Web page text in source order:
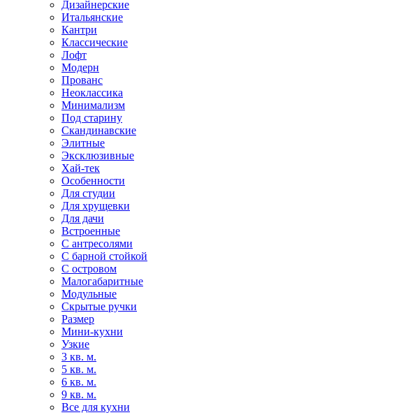
Дизайнерские
Итальянские
Кантри
Классические
Лофт
Модерн
Прованс
Неоклассика
Минимализм
Под старину
Скандинавские
Элитные
Эксклюзивные
Хай-тек
Особенности
Для студии
Для хрущевки
Для дачи
Встроенные
С антресолями
С барной стойкой
С островом
Малогабаритные
Модульные
Скрытые ручки
Размер
Мини-кухни
Узкие
3 кв. м.
5 кв. м.
6 кв. м.
9 кв. м.
Все для кухни